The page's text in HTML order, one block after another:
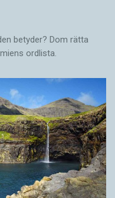
betyder? Dom rätta
ordlista.